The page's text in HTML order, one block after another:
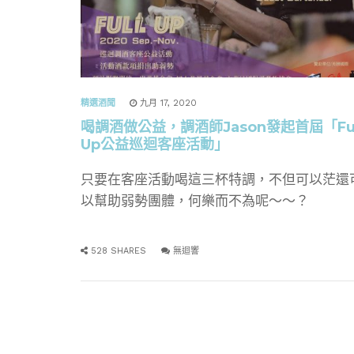
精選酒聞 九月 17, 2020
喝調酒做公益，調酒師Jason發起首屆「
Up公益巡迴客座活動」
只要在客座活動喝這三杯特調，不但可以茫還
以幫助弱勢團體，何樂而不為呢～～？
528 SHARES 無迴響